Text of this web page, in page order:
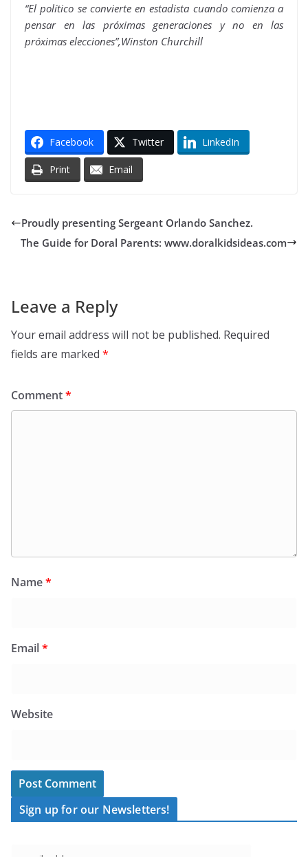
“El político se convierte en estadista cuando comienza a
pensar en las próximas generaciones y no en las
próximas elecciones”,Winston Churchill
Facebook Twitter LinkedIn
Print Email
Proudly presenting Sergeant Orlando Sanchez.
The Guide for Doral Parents: www.doralkidsideas.com
Leave a Reply
Your email address will not be published. Required
fields are marked *
Comment*
Name*
Email*
Website
Sign up for our Newsletters!